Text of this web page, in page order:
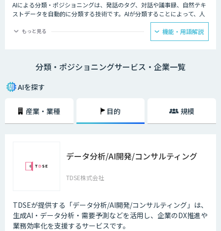
AIによる分類・ポジショニングは、発話のタグ、対話や議事録、自然テキ
ストデータを自動的に分類する技術です。AIが分類することによって、人
間による手作業では多大な時間とコストがかかっていたデータの分類を、
遥かに効率よく行えるようになり、定量分析では見えなかった傾向把握を
トをタグ分類して会話の流れを分析するなどして、ビジネスに役立つ情報
もっと見る 機能・用語解説
分類・ポジショニングサービス・企業一覧
AIを探す
産業・業種 目的 規模
データ分析/AI開発/コンサルティング
TDSE株式会社
TDSEが提供する「データ分析/AI開発/コンサルティング」は、
生成AI・データ分析・需要予測などを活用し、企業のDX推進や
業務効率化を支援するサービスです。